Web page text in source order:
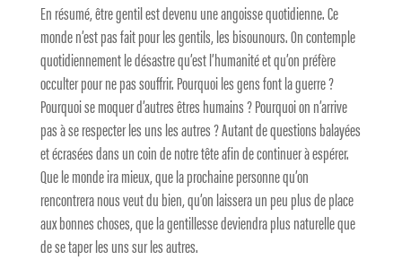
En résumé, être gentil est devenu une angoisse quotidienne. Ce
monde n’est pas fait pour les gentils, les bisounours. On contemple
quotidiennement le désastre qu’est l’humanité et qu’on préfère
occulter pour ne pas souffrir. Pourquoi les gens font la guerre ?
Pourquoi se moquer d’autres êtres humains ? Pourquoi on n’arrive
pas à se respecter les uns les autres ? Autant de questions balayées
et écrasées dans un coin de notre tête afin de continuer à espérer.
Que le monde ira mieux, que la prochaine personne qu’on
rencontrera nous veut du bien, qu’on laissera un peu plus de place
aux bonnes choses, que la gentillesse deviendra plus naturelle que
de se taper les uns sur les autres.